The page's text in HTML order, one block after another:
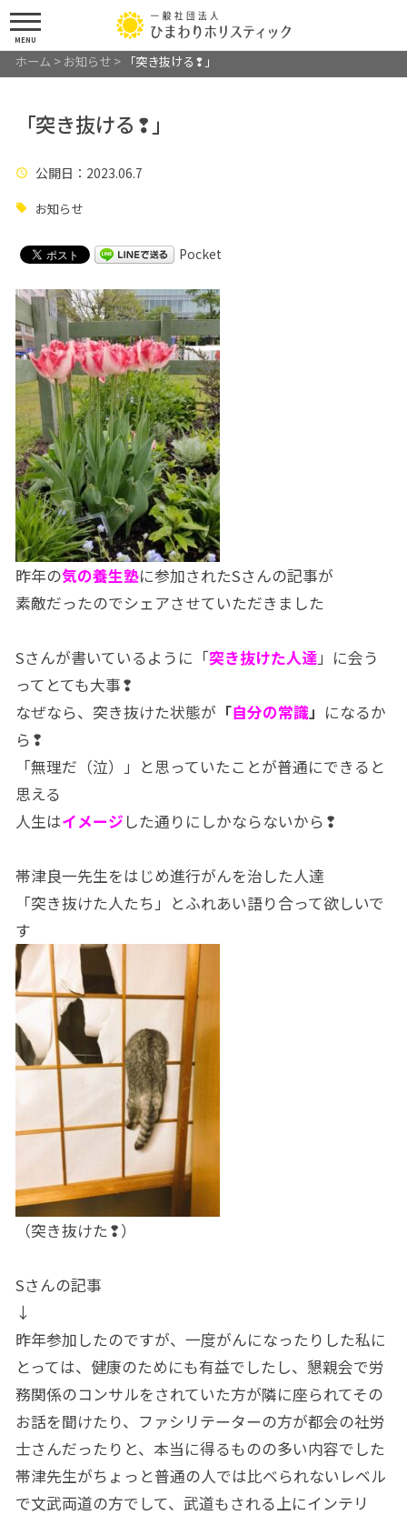
MENU
ホーム > お知らせ> 「突き抜ける❢」
「突き抜ける❢」
公開日 ：2023.06.7
お知らせ
Pocket
昨年の気の養生塾に参加されたSさんの記事が
素敵だったのでシェアさせていただきました
Sさんが書いているように「突き抜けた人達」に会う
ってとても大事❢
なぜなら、突き抜けた状態が 「自分の常識」 になるか
ら❢
「無理だ（泣）」と思っていたことが普通にできると
思える
人生はイメージ した通りにしかならないから❢
帯津良一先生をはじめ進行がんを治した人達
「突き抜けた人たち」とふれあい語り合って欲しいで
す
（突き抜けた❢）
Sさんの記事
↓
昨年参加したのですが、一度がんになったりした私に
とっては、健康のためにも有益でしたし、懇親会で労
務関係のコンサルをされていた方が隣に座られてその
お話を聞けたり、ファシリテーターの方が都会の社労
士さんだったりと、本当に得るものの多い内容でした
帯津先生がちょっと普通の人では比べられないレベル
で文武両道の方でして、武道もされる上にインテリ